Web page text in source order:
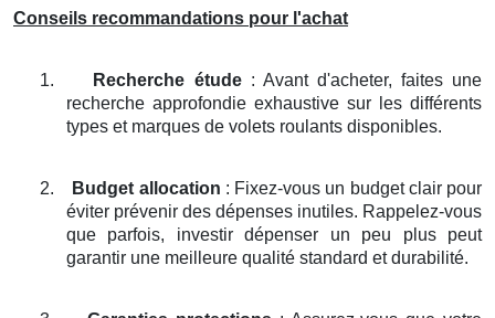
Conseils recommandations pour l'achat
1. Recherche étude: Avant d'acheter, faites une
recherche approfondie exhaustive sur les différents
types et marques de volets roulants disponibles.
2. Budget allocation : Fixez-vous un budget clair pour
éviter prévenir des dépenses inutiles. Rappelez-vous
que parfois, investir dépenser un peu plus peut
garantir une meilleure qualité standard et durabilité.